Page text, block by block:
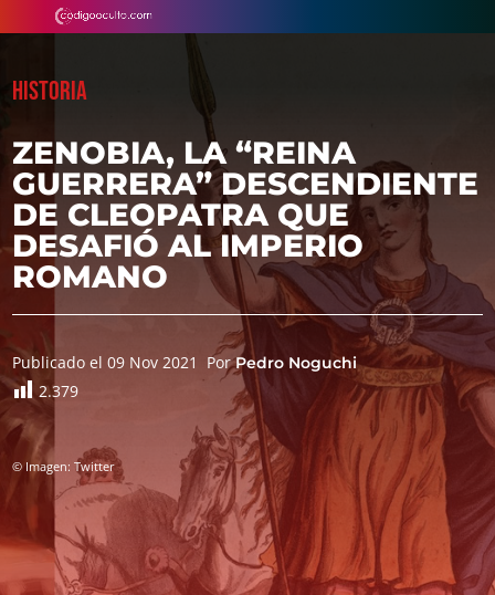
HISTORIA
ZENOBIA, LA “REINA
GUERRERA” DESCENDIENTE
DE CLEOPATRA QUE
DESAFIÓ AL IMPERIO
ROMANO
Publicado el 09 Nov 2021 PorPedro Noguchi
2.379
© Imagen: Twitter